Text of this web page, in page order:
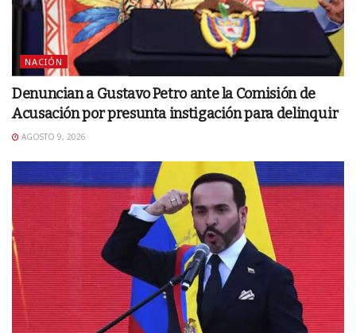
NACIÓN
Denuncian a Gustavo Petro ante la Comisión de
Acusación por presunta instigación para delinquir
AGOSTO 9, 2026